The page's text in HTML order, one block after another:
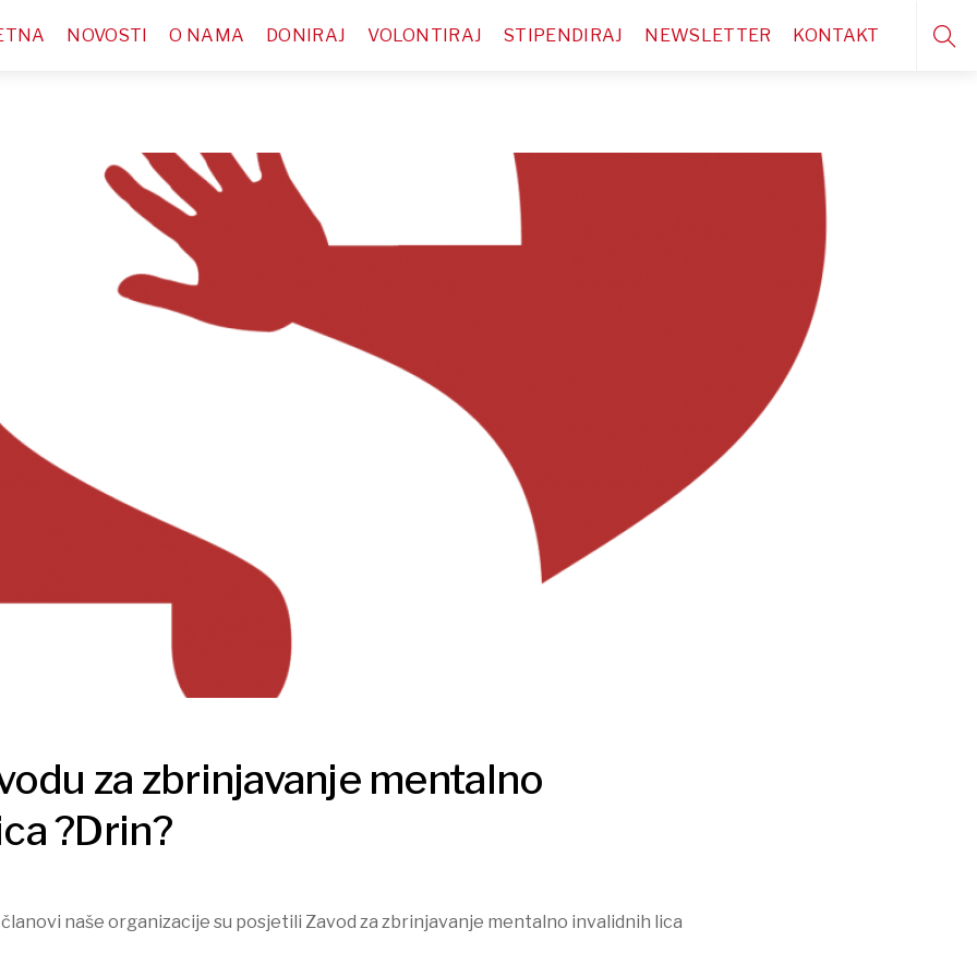
NOVOSTI O NAMA DONIRAJ VOLONTIRAJ STIPENDIRAJ NEWSLETTER KONTAKT
za zbrinjavanje mentalno
?Drin?
članovi naše organizacije su posjetili Zavod za zbrinjavanje mentalno invalidnih lica